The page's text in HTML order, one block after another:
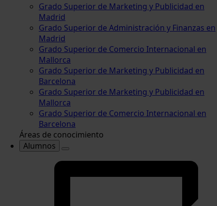
Grado Superior de Marketing y Publicidad en
Madrid
Grado Superior de Administración y Finanzas en
Madrid
Grado Superior de Comercio Internacional en
Mallorca
Grado Superior de Marketing y Publicidad en
Barcelona
Grado Superior de Marketing y Publicidad en
Mallorca
Grado Superior de Comercio Internacional en
Barcelona
Áreas de conocimiento
Alumnos